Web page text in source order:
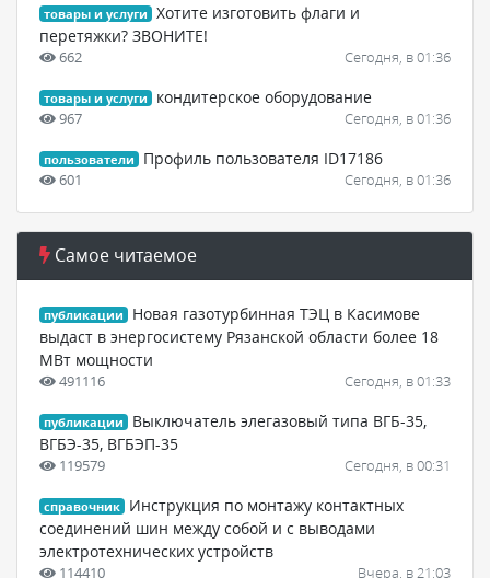
товары и услуги
Хотите изготовить флаги и
перетяжки? ЗВОНИТЕ!
662 Сегодня, в 01:36
товары и услуги кондитерское оборудование
967 Сегодня, в 01:36
пользователи Профиль пользователя ID17186
601 Сегодня, в 01:36
Самое читаемое
публикации
Новая газотурбинная ТЭЦ в Касимове
выдаст в энергосистему Рязанской области более 18
МВт мощности
491116 Сегодня, в 01:33
публикации
Выключатель элегазовый типа ВГБ-35,
ВГБЭ-35, ВГБЭП-35
119579 Сегодня, в 00:31
справочник
Инструкция по монтажу контактных
соединений шин между собой и с выводами
электротехнических устройств
114410 Вчера, в 21:03